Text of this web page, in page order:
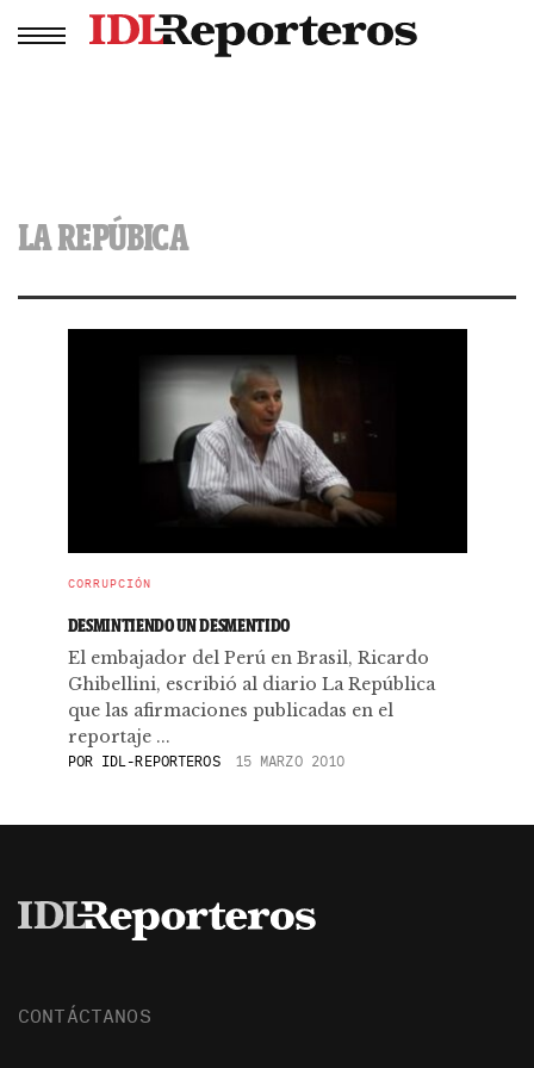
LA REPÚBICA
CORRUPCIÓN
DESMINTIENDO UN DESMENTIDO
El embajador del Perú en Brasil, Ricardo
Ghibellini, escribió al diario La República
que las afirmaciones publicadas en el
reportaje ...
POR IDL-REPORTEROS 15 MARZO 2010
CONTÁCTANOS